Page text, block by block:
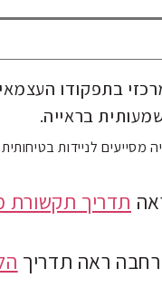
בתפקודו
בראייה.
לניידות
תדריך תקשורת
ראה תדריך